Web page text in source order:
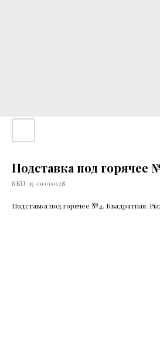
Подставка под горячее
SKU: 15-00/0028
Подставка под горячее №4. Квадратная.